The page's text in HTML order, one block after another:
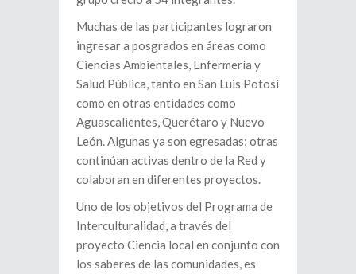
Muchas de las participantes lograron
ingresar a posgrados en áreas como
Ciencias Ambientales, Enfermería y
Salud Pública, tanto en San Luis Potosí
como en otras entidades como
Aguascalientes, Querétaro y Nuevo
León. Algunas ya son egresadas; otras
continúan activas dentro de la Red y
colaboran en diferentes proyectos.
Uno de los objetivos del Programa de
Interculturalidad, a través del
proyecto Ciencia local en conjunto con
los saberes de las comunidades, es